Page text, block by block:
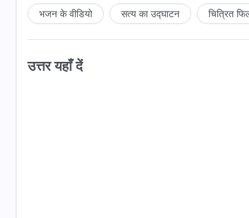
भजन के वीडियो सत्य का उद्घाटन चित्रित
उत्तर यहाँ दें